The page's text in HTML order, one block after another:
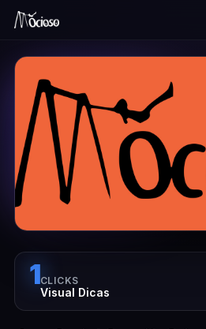
1CLICKS
Visual Dicas